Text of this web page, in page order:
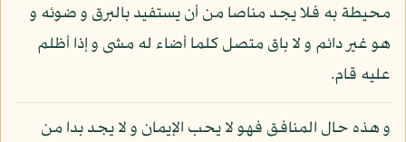
محيطة به فلا يجد مناصا من أن يستفيد بالبرق و ضوئه و
هو غير دائم و لا باق متصل كلما أضاء له مشى و إذا أظلم
عليه قام.
و هذه حال المنافق فهو لا يحب الإيمان و لا يجد بدا من